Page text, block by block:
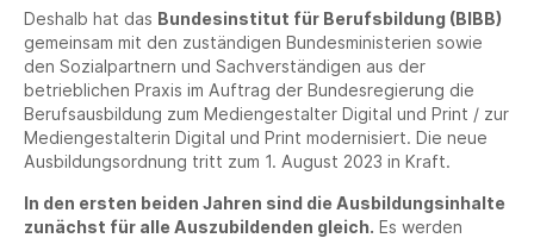
Deshalb hat das Bundesinstitut für Berufsbildung (BIBB)
gemeinsam mit den zuständigen Bundesministerien sowie
den Sozialpartnern und Sachverständigen aus der
betrieblichen Praxis im Auftrag der Bundesregierung die
Berufsausbildung zum Mediengestalter Digital und Print / zur
Mediengestalterin Digital und Print modernisiert. Die neue
Ausbildungsordnung tritt zum 1. August 2023 in Kraft.
In den ersten beiden Jahren sind die Ausbildungsinhalte
zunächst für alle Auszubildenden gleich. Es werden